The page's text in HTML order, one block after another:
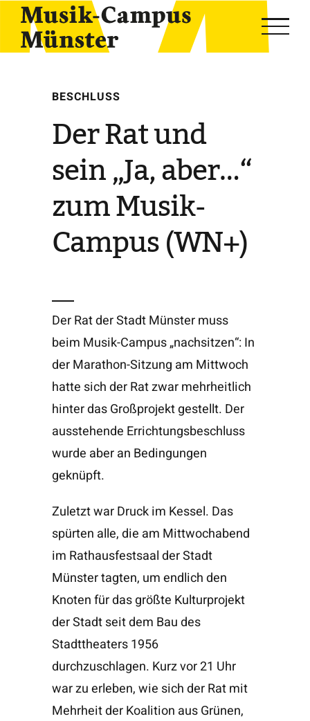
Skip
content
BESCHLUSS
Der Rat und
sein „Ja, aber…“
zum Musik-
Campus (WN+)
Der Rat der Stadt Münster muss
beim Musik-Campus „nachsitzen“: In
der Marathon-Sitzung am Mittwoch
hatte sich der Rat zwar mehrheitlich
hinter das Großprojekt gestellt. Der
ausstehende Errichtungsbeschluss
wurde aber an Bedingungen
geknüpft.
Zuletzt war Druck im Kessel. Das
spürten alle, die am Mittwochabend
im Rathausfestsaal der Stadt
Münster tagten, um endlich den
Knoten für das größte Kulturprojekt
der Stadt seit dem Bau des
Stadttheaters 1956
durchzuschlagen. Kurz vor 21 Uhr
war zu erleben, wie sich der Rat mit
Mehrheit der Koalition aus Grünen,